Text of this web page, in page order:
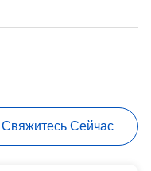
Свяжитесь Сейчас